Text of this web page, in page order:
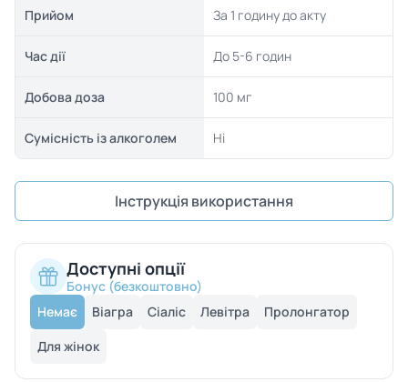
Прийом За 1 годину до акту
Час дії До 5-6 годин
Добова доза 100 мг
Сумісність із алкоголем Ні
Інструкція використання
Доступні опції
Бонус (безкоштовно)
Немає
Віагра Сіаліс Левітра
Пролонгатор
Для жінок